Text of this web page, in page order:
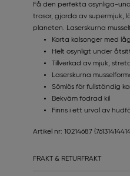
Få den perfekta osynliga-
trosor, gjorda av supermjuk,
planeten. Laserskurna
Korta kalsonger med
Helt osynligt under
Tillverkad av mjuk,
Laserskurna
Sömlös för fullständig
Bekväm fodrad kil
Finns i ett urval av
Artikel nr: 10214687
FRAKT & RETURFRAKT